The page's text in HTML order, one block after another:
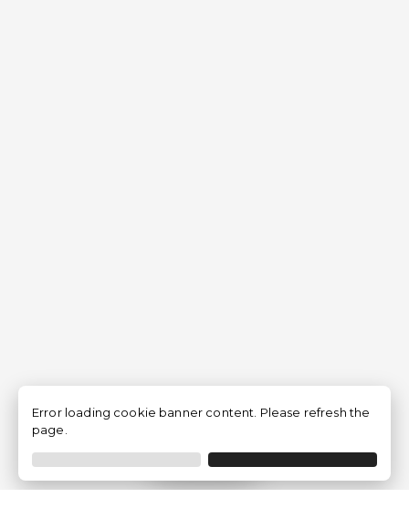
Filtrar
Error loading cookie banner content. Please refresh the
page.